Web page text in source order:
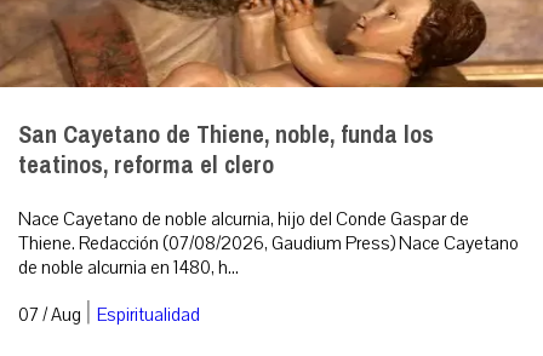
San Cayetano de Thiene, noble, funda los
teatinos, reforma el clero
Nace Cayetano de noble alcurnia, hijo del Conde Gaspar de
Thiene. Redacción (07/08/2026, Gaudium Press) Nace Cayetano
de noble alcurnia en 1480, h...
07 / Aug | Espiritualidad